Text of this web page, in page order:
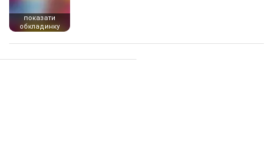
показати
обкладинку